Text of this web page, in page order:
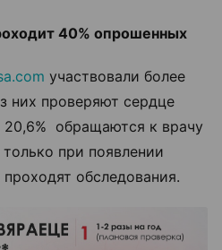
40% опрошенных
участвовали более
них проверяют сердце
20,6% обращаются к врачу
при появлении
обследования.